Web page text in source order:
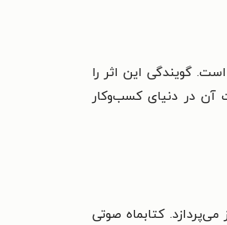
گویندگی این اثر را
آن در دنیای کسب‌وکار
کتابماه صوتی